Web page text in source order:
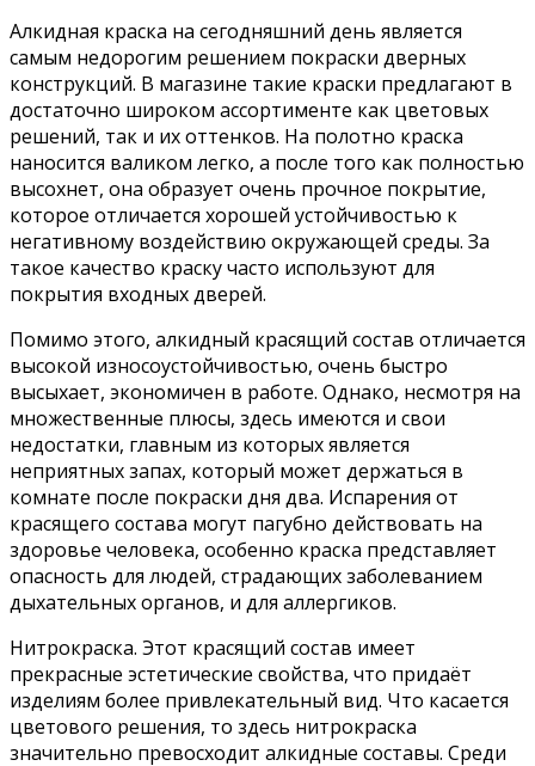
Алкидная краска на сегодняшний день является
самым недорогим решением покраски дверных
конструкций. В магазине такие краски предлагают в
достаточно широком ассортименте как цветовых
решений, так и их оттенков. На полотно краска
наносится валиком легко, а после того как полностью
высохнет, она образует очень прочное покрытие,
которое отличается хорошей устойчивостью к
негативному воздействию окружающей среды. За
такое качество краску часто используют для
покрытия входных дверей.
Помимо этого, алкидный красящий состав отличается
высокой износоустойчивостью, очень быстро
высыхает, экономичен в работе. Однако, несмотря на
множественные плюсы, здесь имеются и свои
недостатки, главным из которых является
неприятных запах, который может держаться в
комнате после покраски дня два. Испарения от
красящего состава могут пагубно действовать на
здоровье человека, особенно краска представляет
опасность для людей, страдающих заболеванием
дыхательных органов, и для аллергиков.
Нитрокраска. Этот красящий состав имеет
прекрасные эстетические свойства, что придаёт
изделиям более привлекательный вид. Что касается
цветового решения, то здесь нитрокраска
значительно превосходит алкидные составы. Среди